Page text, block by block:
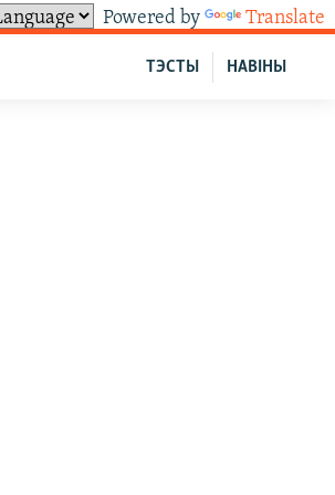
Powered by Translate
НАВІНЫ
ТЭСТЫ